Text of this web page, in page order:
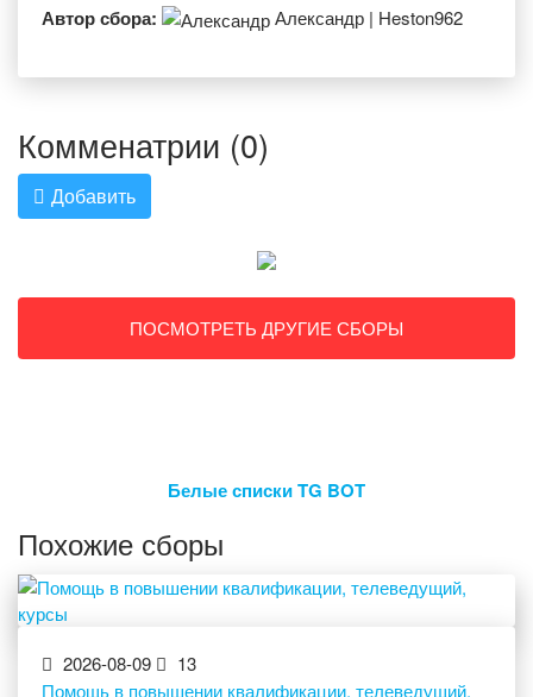
Автор сбора: Александр | Heston962
Комменатрии (0)
Добавить
ПОСМОТРЕТЬ ДРУГИЕ СБОРЫ
Белые списки TG BOT
Похожие сборы
2026-08-09
13
Помощь в повышении квалификации, телеведущий,